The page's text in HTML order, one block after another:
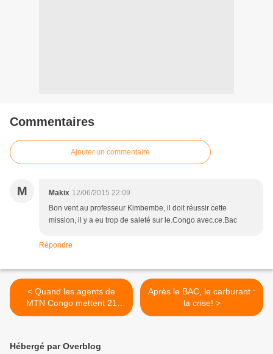
Commentaires
Ajouter un commentaire
M Makix 12/06/2015 22:09
Bon vent.au professeur Kimbembe, il doit réussir cette
mission, il y a eu trop de saleté sur le.Congo avec.ce.Bac
Répondre
< Quand les agents de
MTN Congo mettent 21
jours pour numériser l'école
Après le BAC, le carburant :
la crise! >
Hébergé par Overblog